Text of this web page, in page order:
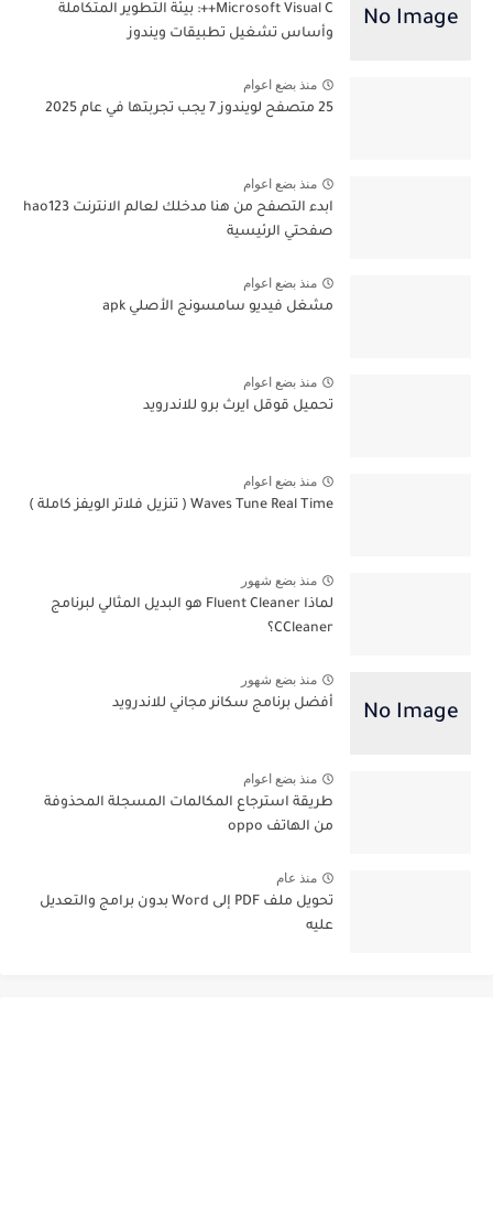
Microsoft Visual C++: بيئة التطوير المتكاملة
وأساس تشغيل تطبيقات ويندوز
منذ بضع اعوام
25 متصفح لويندوز 7 يجب تجربتها في عام 2025
منذ بضع اعوام
ابدء التصفح من هنا مدخلك لعالم الانترنت hao123
صفحتي الرئيسية
منذ بضع اعوام
مشغل فيديو سامسونج الأصلي apk
منذ بضع اعوام
تحميل قوقل ايرث برو للاندرويد
منذ بضع اعوام
Waves Tune Real Time ( تنزيل فلاتر الويفز كاملة )
منذ بضع شهور
لماذا Fluent Cleaner هو البديل المثالي لبرنامج
CCleaner؟
منذ بضع شهور
أفضل برنامج سكانر مجاني للاندرويد
منذ بضع اعوام
طريقة استرجاع المكالمات المسجلة المحذوفة
من الهاتف oppo
منذ عام
تحويل ملف PDF إلى Word بدون برامج والتعديل
عليه